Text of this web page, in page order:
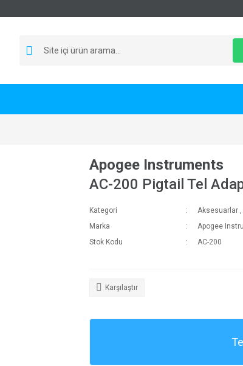
Apogee Instruments
AC-200 Pigtail Tel
Kategori Aksesuarlar ,
Marka
Apogee
Stok Kodu
AC-200
Karşılaştır